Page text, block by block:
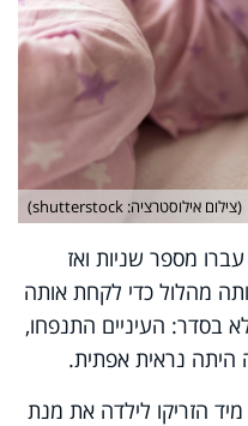
(צילום אילוסטרציה: shutterstock)
מספר שניות ואז
מהלול כדי לקחת אותה
בסדר: העיניים התנפחו,
נראית אפתית.
הזריקו לילדה את מנת